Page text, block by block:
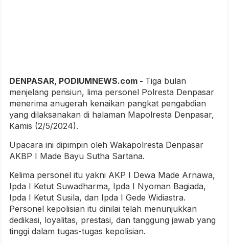
DENPASAR, PODIUMNEWS.com - Tiga bulan
menjelang pensiun, lima personel Polresta Denpasar
menerima anugerah kenaikan pangkat pengabdian
yang dilaksanakan di halaman Mapolresta Denpasar,
Kamis (2/5/2024).
Upacara ini dipimpin oleh Wakapolresta Denpasar
AKBP I Made Bayu Sutha Sartana.
Kelima personel itu yakni AKP I Dewa Made Arnawa,
Ipda I Ketut Suwadharma, Ipda I Nyoman Bagiada,
Ipda I Ketut Susila, dan Ipda I Gede Widiastra.
Personel kepolisian itu dinilai telah menunjukkan
dedikasi, loyalitas, prestasi, dan tanggung jawab yang
tinggi dalam tugas-tugas kepolisian.